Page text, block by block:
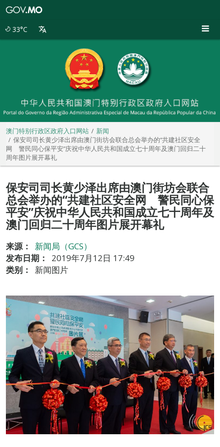
33°C
澳门特别行政区政府入口网站
新闻
保安司司长黄少泽出席由澳门街坊会联合总会举办的“共建社区安全
网 警民同心保平安”庆祝中华人民共和国成立七十周年及澳门回归二十
周年图片展开幕礼
保安司司长黄少泽出席由澳门街坊会联合
总会举办的“共建社区安全网 警民同心保
平安”庆祝中华人民共和国成立七十周年及
澳门回归二十周年图片展开幕礼
来源：
新闻局（GCS）
发布日期：
2019年7月12日 17:49
类别：
新闻图片